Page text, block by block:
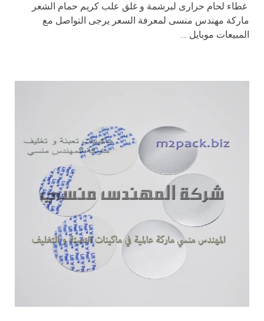
غطاء لحام حرارى لبرشمة و غلق علب كريم حمام الشعر
ماركة مهندس منسى لمعرفة السعر يرجى التواصل مع
المبيعات موبايل …